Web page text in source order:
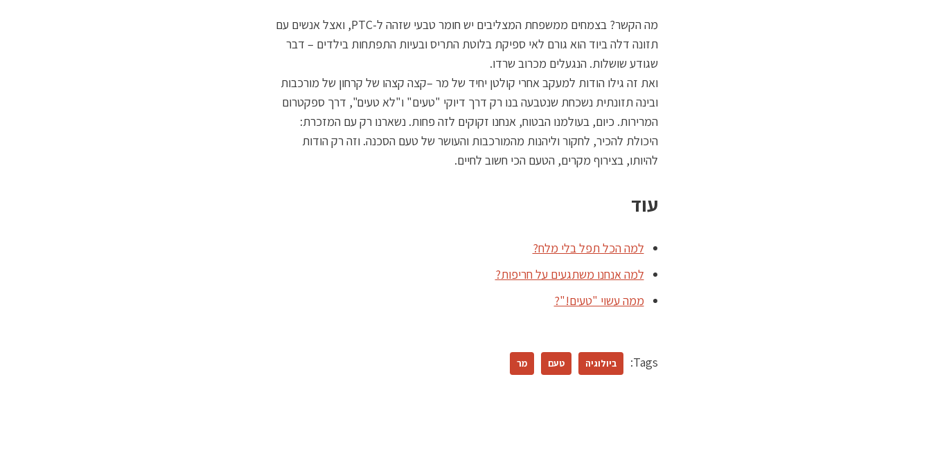
מה הקשר? בצמחים ממשפחת המצליבים יש חומר טבעי שזהה ל-PTC, ואצל אנשים עם
תזונה דלה ביוד הוא גורם לאי ספיקת בלוטת התריס ובעיות התפתחות בילדים – דבר
שגודע שושלות. הנגעלים מכרוב שרדו.
ואת זה גילו הודות למעקב אחרי קולטן יחיד של מר –קצה קצהו של קרחון של מורכבות
ובינה תזונתית נשכחת שנטבעה בנו רק דרך דיוקי "טעים" ו"לא טעים", דרך ספקטרום
המרירות. כיום, בעולמנו הבטוח, אנחנו זקוקים לזה פחות. נשארנו רק עם המזכרת:
היכולת להכיר, לחקור וליהנות מהמורכבות והעושר של טעם הסכנה. וזה רק הודות
להיותו, בצירוף מקרים, הטעם הכי חשוב לחיים.
עוד
למה הכל תפל בלי מלח?
למה אנחנו משתגעים על חריפות?
ממה עשוי "טעים!"?
Tags: ביולוגיה טעם מר